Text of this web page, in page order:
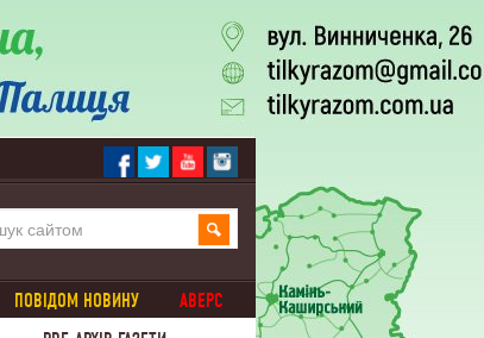
ПОВІДОМ НОВИНУ
АВЕРС